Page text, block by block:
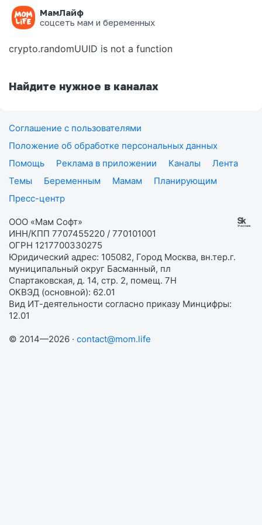
МамЛайф
соцсеть мам и беременных
Ошибка на странице
crypto.randomUUID is not a function
Найдите нужное в каналах
Соглашение с пользователями
Положение об обработке персональных данных
Помощь
Реклама в приложении Каналы
Лента
Темы
Беременным Мамам
Планирующим
Пресс-центр
ООО «Мам Софт»
ИНН/КПП 7707455220 / 770101001
ОГРН 1217700330275
Юридический адрес: 105082, Город Москва, вн.тер.г.
муниципальный округ Басманный, пл
Спартаковская, д. 14, стр. 2, помещ. 7Н
ОКВЭД (основной): 62.01
Вид ИТ-деятельности согласно приказу Минцифры:
12.01
© 2014—2026 · contact@mom.life